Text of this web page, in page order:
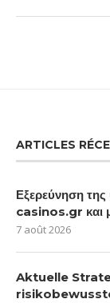
ARTICLES
Εξερεύνηση
casinos.gr και
7 août 2026
Aktuelle